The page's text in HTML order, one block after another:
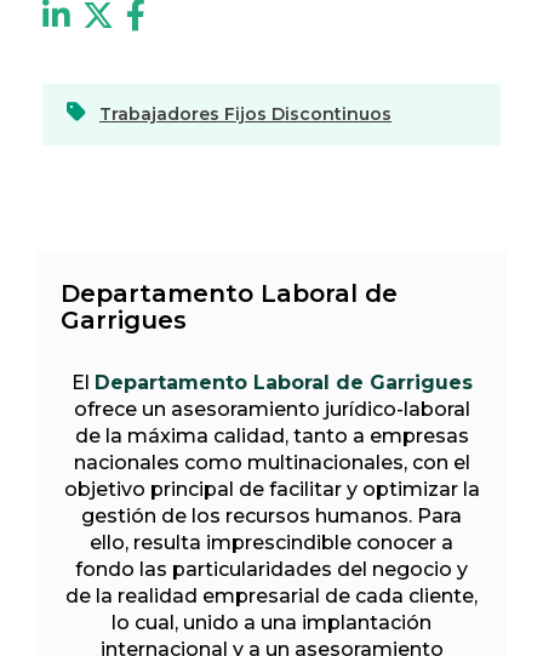
Trabajadores Fijos Discontinuos
Departamento Laboral de
Garrigues
El
Departamento Laboral de Garrigues
ofrece un asesoramiento jurídico-laboral
de la máxima calidad, tanto a empresas
nacionales como multinacionales, con el
objetivo principal de facilitar y optimizar la
gestión de los recursos humanos. Para
ello, resulta imprescindible conocer a
fondo las particularidades del negocio y
de la realidad empresarial de cada cliente,
lo cual, unido a una implantación
internacional y a un asesoramiento